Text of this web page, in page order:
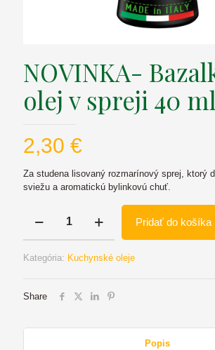
NOVINKA-
olej v spreji 40 ml
2,30 €
Za studena lisovaný rozmarínový sprej, ktorý
sviežu a aromatickú bylinkovú chuť.
NOVINKA-
Bazalkový
v
40
Pridať do košíka
Kategória: Kuchynské oleje
Share
Popis